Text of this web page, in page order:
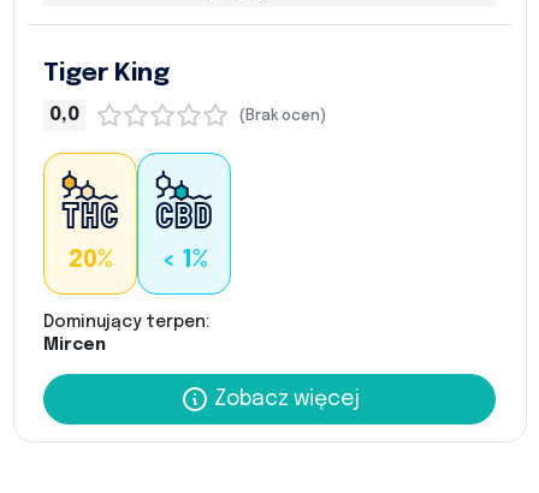
Tiger King
0,0 (Brak ocen)
20% < 1%
Dominujący terpen:
Mircen
Zobacz więcej